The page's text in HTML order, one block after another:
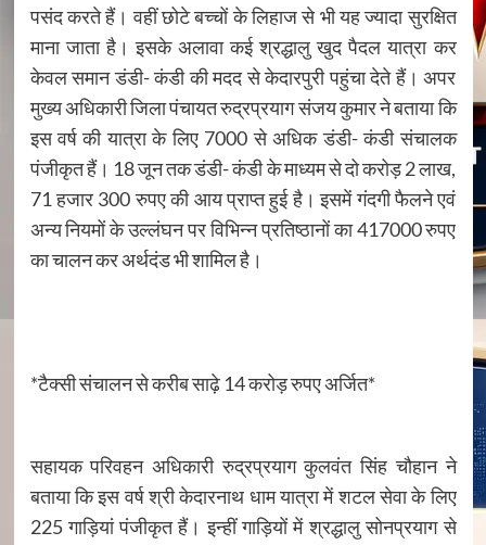
पसंद करते हैं। वहीं छोटे बच्चों के लिहाज से भी यह ज्यादा सुरक्षित
माना जाता है। इसके अलावा कई श्रद्धालु खुद पैदल यात्रा कर
केवल समान डंडी- कंडी की मदद से केदारपुरी पहुंचा देते हैं। अपर
मुख्य अधिकारी जिला पंचायत रुद्रप्रयाग संजय कुमार ने बताया कि
इस वर्ष की यात्रा के लिए 7000 से अधिक डंडी- कंडी संचालक
पंजीकृत हैं। 18 जून तक डंडी- कंडी के माध्यम से दो करोड़ 2 लाख,
71 हजार 300 रुपए की आय प्राप्त हुई है। इसमें गंदगी फैलने एवं
अन्य नियमों के उल्लंघन पर विभिन्न प्रतिष्ठानों का 417000 रुपए
का चालन कर अर्थदंड भी शामिल है।
*टैक्सी संचालन से करीब साढ़े 14 करोड़ रुपए अर्जित*
सहायक परिवहन अधिकारी रुद्रप्रयाग कुलवंत सिंह चौहान ने
बताया कि इस वर्ष श्री केदारनाथ धाम यात्रा में शटल सेवा के लिए
225 गाड़ियां पंजीकृत हैं। इन्हीं गाड़ियों में श्रद्धालु सोनप्रयाग से